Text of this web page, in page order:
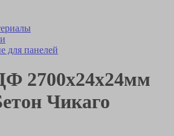
для панелей
2700х24х24мм
Чикаго